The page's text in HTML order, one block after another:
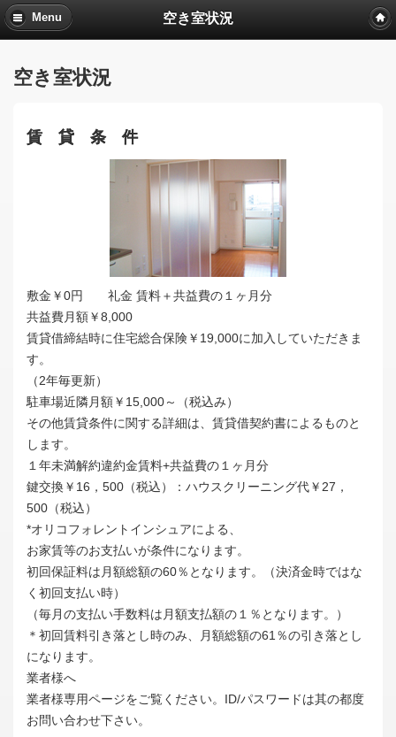
Menu 空き室状況
空き室状況
賃 貸 条 件
敷金￥0円 礼金 賃料＋共益費の１ヶ月分
共益費月額￥8,000
賃貸借締結時に住宅総合保険￥19,000に加入していただきま
す。
（2年毎更新）
駐車場近隣月額￥15,000～（税込み）
その他賃貸条件に関する詳細は、賃貸借契約書によるものと
します。
１年未満解約違約金賃料+共益費の１ヶ月分
鍵交換￥16，500（税込）：ハウスクリーニング代￥27，
500（税込）
*オリコフォレントインシュアによる、
お家賃等のお支払いが条件になります。
初回保証料は月額総額の60％となります。（決済金時ではな
く初回支払い時）
（毎月の支払い手数料は月額支払額の１％となります。）
＊初回賃料引き落とし時のみ、月額総額の61％の引き落とし
になります。
業者様へ
業者様専用ページをご覧ください。ID/パスワードは其の都度
お問い合わせ下さい。